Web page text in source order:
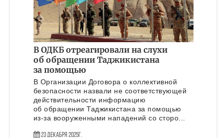
В ОДКБ отреагировали на слухи
об обращении Таджикистана
за помощью
В Организации Договора о коллективной
безопасности назвали не соответствующей
действительности информацию
об обращении Таджикистана за помощью
из-за вооруженными нападений со сторо...
23 Декабря 2025г.